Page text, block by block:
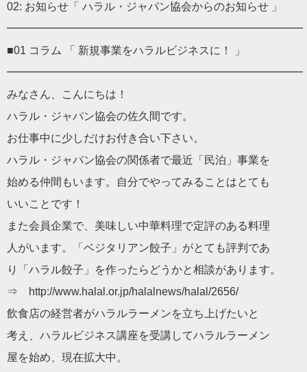
02: お知らせ「 ハラル・ジャパン協会からのお知らせ 」
━━━━━━━━━━━━━━━━━━━━━━━━━━━
■01 コラム 「 新規事業をハラルビジネスに！ 」
━━━━━━━━━━━━━━━━━━━━━━━━━━━
みなさん、こんにちは！
ハラル・ジャパン協会の佐久間です。
お仕事中に少しだけお付き合い下さい。
ハラル・ジャパン協会の関係者で最近「民泊」事業を
始める仲間もいます。自分でやってみることはとても
いいことです！
また会員企業で、美味しい中華料理で定評のある料理
人がいます。「ベジタリアン餃子」がとても評判であ
り「ハラル餃子」を作ったらどうかと相談があります。
⇒ http://www.halal.or.jp/halalnews/halal/2656/
飲食店の経営者がハラルラーメンを立ち上げたいと
考え、ハラルビジネス講座を受講してハラルラーメン
屋を始め、現在拡大中。